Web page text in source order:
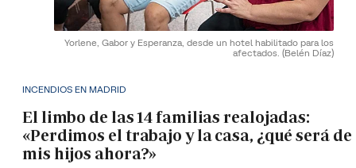
Yorlene, Gabor y Esperanza, desde un hotel habilitado para los
afectados. (Belén Díaz)
INCENDIOS EN MADRID
El limbo de las 14 familias realojadas:
«Perdimos el trabajo y la casa, ¿qué será de
mis hijos ahora?»